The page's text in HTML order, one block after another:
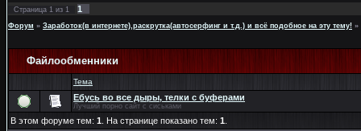
Страница 1 из 1 1
Форум » Заработок(в интернете),раскрутка(автосерфинг и т.д.) и всё подобное на эту тему! »
Файлообменники
Тема
Ебусь во все дыры, телки с буферами
Лучший порно сайт с сиськами
В этом форуме тем: 1 . На странице показано тем: 1